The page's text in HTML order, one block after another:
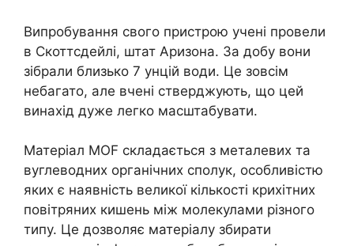
Випробування свого пристрою учені провели
в Скоттсдейлі, штат Аризона. За добу вони
зібрали близько 7 унцій води. Це зовсім
небагато, але вчені стверджують, що цей
винахід дуже легко масштабувати.
Матеріал MOF складається з металевих та
вуглеводних органічних сполук, особливістю
яких є наявність великої кількості крихітних
повітряних кишень між молекулами різного
типу. Це дозволяє матеріалу збирати